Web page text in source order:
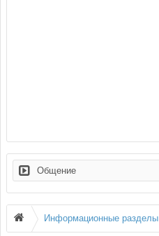
Общение
Информационные разделы